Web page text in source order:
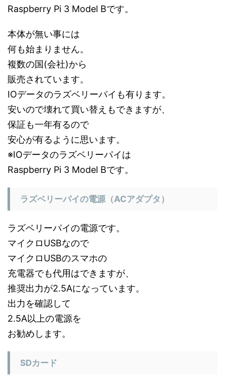
Raspberry Pi 3 Model Bです。
本体が無い事には
何も始まりません。
複数の国(会社)から
販売されています。
IOデータのラズベリーパイも有ります。
安いので壊れて買い替えもできますが、
保証も一年有るので
安心が有るように思います。
※IOデータのラズベリーパイは
Raspberry Pi 3 Model Bです。
ラズベリーパイの電源（ACアダプタ）
ラズベリーパイの電源です。
マイクロUSBなので
マイクロUSBのスマホの
充電器でも代用はできますが、
推奨出力が2.5Aになっています。
出力を確認して
2.5A以上の電源を
お勧めします。
SDカード